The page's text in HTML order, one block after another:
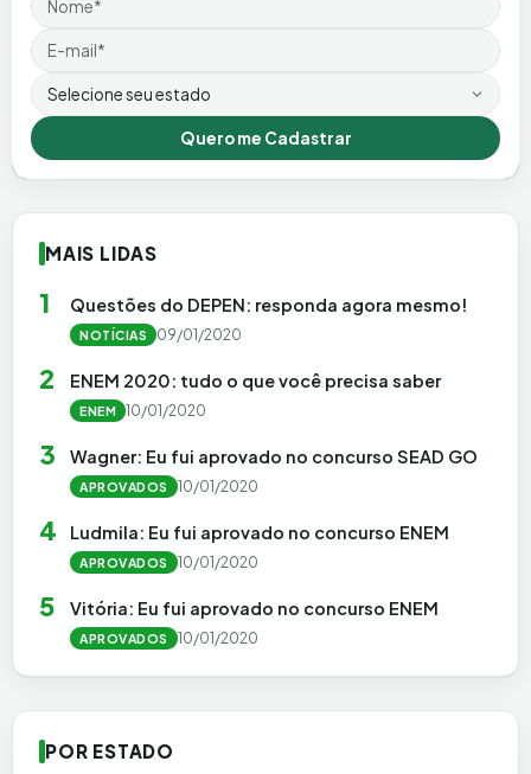
Email
Estado
Quero me Cadastrar
MAIS LIDAS
1 Questões do DEPEN: responda agora mesmo!
NOTÍCIAS 09/01/2020
2 ENEM 2020: tudo o que você precisa saber
ENEM 10/01/2020
3 Wagner: Eu fui aprovado no concurso SEAD GO
APROVADOS 10/01/2020
4 Ludmila: Eu fui aprovado no concurso ENEM
APROVADOS 10/01/2020
5 Vitória: Eu fui aprovado no concurso ENEM
APROVADOS 10/01/2020
POR ESTADO